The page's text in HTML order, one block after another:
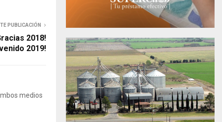
PUBLICACIÓN
2018!
2019!
medios